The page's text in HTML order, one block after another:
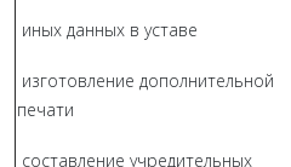
иных данных в уставе
изготовление дополнительной
печати
составление учредительных